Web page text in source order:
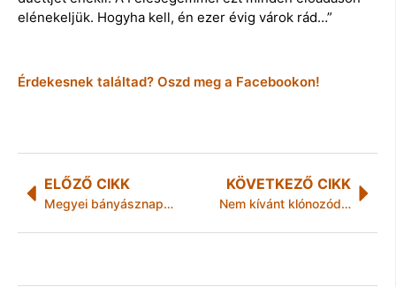
elénekeljük. Hogyha kell, én ezer évig várok rád…”
Érdekesnek találtad? Oszd meg a Facebookon!
ELŐZŐ CIKK
Megyei bányásznap Rudolftelepen
KÖVETKEZŐ CIKK
Nem kívánt klónozódás